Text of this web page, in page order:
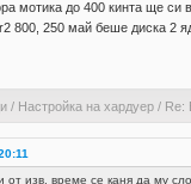
мотика до 400 кинта ще
800, 250 май беше диска
/ Настройка на хардуер/ Re:
изв. време се каня да му